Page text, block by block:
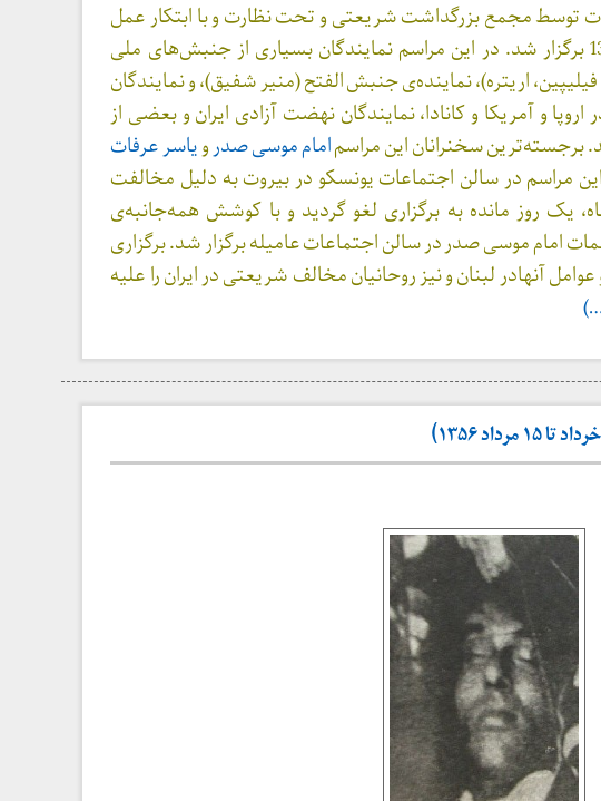
توسط مجمع بزرگداشت شریعتی و تحت نظارت و با ابتکار عمل
امام موسی صدر در مرداد ماه 1356 برگزار شد. در این مراسم نمایندگان بسیاری از جنبش‌های ملی
اریتره)، نماینده‌ی جنبش الفتح (منیر شفیق)، و نمایندگان
و آمریکا و کانادا، نمایندگان نهضت آزادی ایران و بعضی از
برجسته‌ترین سخنرانان این مراسمامام موسی صدرویاسر عرفات
این مراسم در سالن اجتماعات یونسکو در بیروت به دلیل مخالفت
یک روز مانده به برگزاری لغو گردید و با کوشش همه‌جانبه‌ی
امام موسی صدر در سالن اجتماعات عامیله برگزار شد. برگزاری
آنهادر لبنان و نیز روحانیان مخالف شریعتی در ایران را علیه